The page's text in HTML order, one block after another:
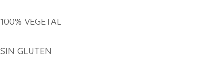
100% VEGETAL
SIN GLUTEN